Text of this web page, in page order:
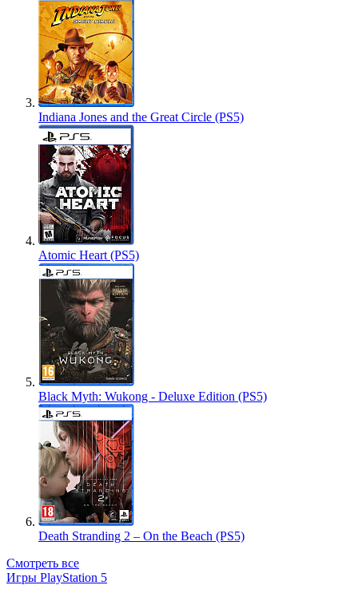
Indiana Jones and the Great Circle (PS5)
Atomic Heart (PS5)
Black Myth: Wukong - Deluxe Edition (PS5)
Death Stranding 2 – On the Beach (PS5)
Смотреть все
Игры PlayStation 5